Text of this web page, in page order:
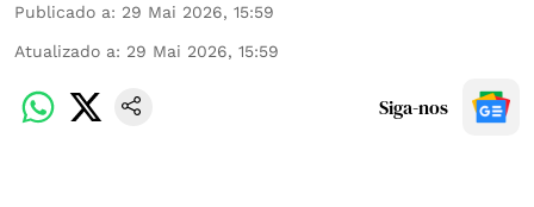
Publicado a: 29 Mai 2026, 15:59
Atualizado a: 29 Mai 2026, 15:59
Siga-nos